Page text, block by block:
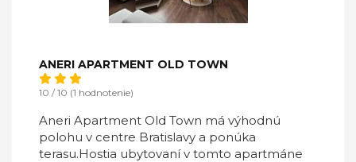
ANERI APARTMENT OLD TOWN
10 / 10 (1 hodnotenie)
Aneri Apartment Old Town má výhodnú
polohu v centre Bratislavy a ponúka
terasu.Hostia ubytovaní v tomto apartmáne